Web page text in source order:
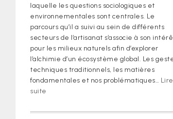
laquelle les questions sociologiques et
environnementales sont centrales. Le
parcours qu’il a suivi au sein de différents
secteurs de l’artisanat s’associe à son
pour les milieux naturels afin d’explorer
l’alchimie d’un écosystème global. Les
techniques traditionnels, les matières
fondamentales et nos problématiques…
suite
vous